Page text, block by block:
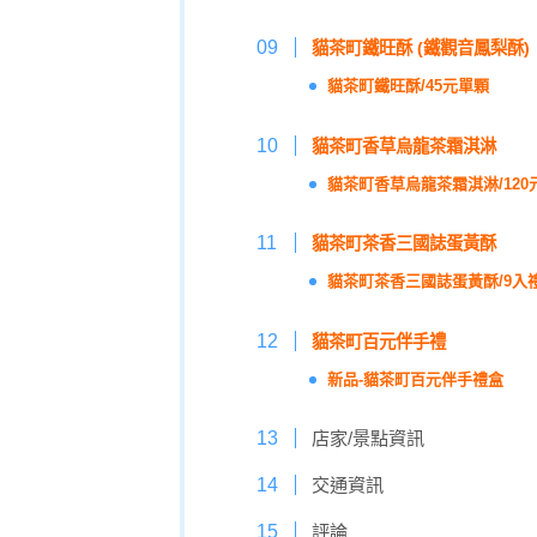
貓茶町鐵旺酥 (鐵觀音鳳梨酥)
貓茶町鐵旺酥/45元單顆
貓茶町香草烏龍茶霜淇淋
貓茶町香草烏龍茶霜淇淋/120
貓茶町茶香三國誌蛋黃酥
貓茶町茶香三國誌蛋黃酥/9入
貓茶町百元伴手禮
新品-貓茶町百元伴手禮盒
店家/景點資訊
交通資訊
評論